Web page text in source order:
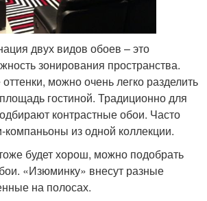
двух видов обоев – это
зонирования пространства.
можно очень легко разделить
гостиной. Традиционно для
контрастные обои. Часто
компаньоны из одной коллекции.
будет хорош, можно подобрать
«Изюминку» внесут разные
на полосах.